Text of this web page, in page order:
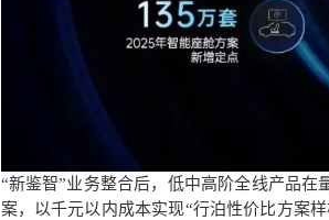
“新鉴智”业务整合后，低中高阶全线产品
案，以千元以内成本实现“行泊性价比方案